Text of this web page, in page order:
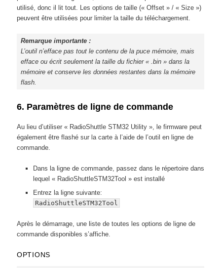
utilisé, donc il lit tout. Les options de taille (« Offset » / « Size »)
peuvent être utilisées pour limiter la taille du téléchargement.
Remarque importante :
L’outil n’efface pas tout le contenu de la puce mémoire, mais
efface ou écrit seulement la taille du fichier « .bin » dans la
mémoire et conserve les données restantes dans la mémoire
flash.
6. Paramètres de ligne de commande
Au lieu d’utiliser « RadioShuttle STM32 Utility », le firmware peut
également être flashé sur la carte à l’aide de l’outil en ligne de
commande.
Dans la ligne de commande, passez dans le répertoire dans
lequel « RadioShuttleSTM32Tool » est installé
Entrez la ligne suivante:
RadioShuttleSTM32Tool
Après le démarrage, une liste de toutes les options de ligne de
commande disponibles s’affiche.
OPTIONS